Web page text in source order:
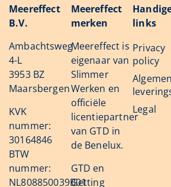
Meereffect
B.V.
Ambachtsweg
4-L
3953 BZ
Maarsbergen
KVK
nummer:
30164846
BTW
nummer:
NL808850039B01
Meereffect
merken
Meereffect is
eigenaar van
Slimmer
Werken en
officiële
licentiepartner
van GTD in
de Benelux.
GTD en
Getting
links
Privacy
policy
Legal